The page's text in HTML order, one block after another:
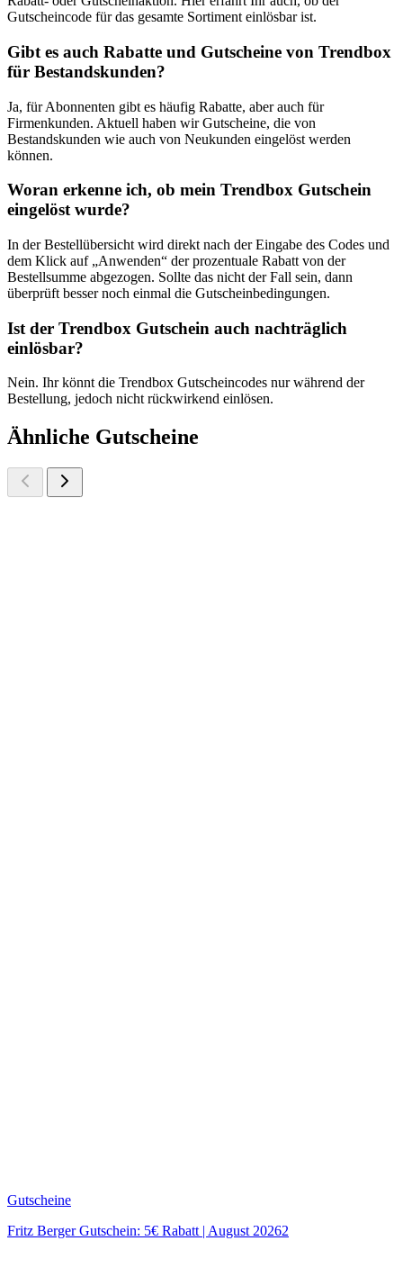
Gutscheincode für das gesamte Sortiment einlösbar ist.
Gibt es auch Rabatte und Gutscheine von Trendbox
für Bestandskunden?
Ja, für Abonnenten gibt es häufig Rabatte, aber auch für
Firmenkunden. Aktuell haben wir Gutscheine, die von
Bestandskunden wie auch von Neukunden eingelöst werden
können.
Woran erkenne ich, ob mein Trendbox Gutschein
eingelöst wurde?
In der Bestellübersicht wird direkt nach der Eingabe des Codes und
dem Klick auf „Anwenden“ der prozentuale Rabatt von der
Bestellsumme abgezogen. Sollte das nicht der Fall sein, dann
überprüft besser noch einmal die Gutscheinbedingungen.
Ist der Trendbox Gutschein auch nachträglich
einlösbar?
Nein. Ihr könnt die Trendbox Gutscheincodes nur während der
Bestellung, jedoch nicht rückwirkend einlösen.
Ähnliche Gutscheine
Gutscheine
Fritz Berger Gutschein: 5€ Rabatt | August 20262